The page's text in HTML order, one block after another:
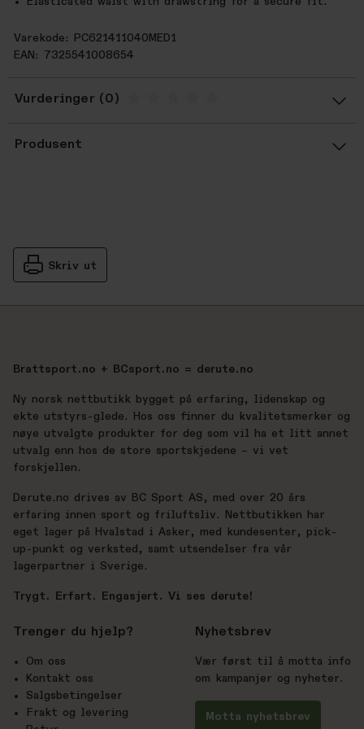
Varekode: PC621411040MED1
EAN: 7325541008654
Vurderinger
Produsent
Skriv ut
Brattsport.no + BCsport.no = derute.no
Ny norsk nettbutikk bygget på erfaring, lidenskap og
ekte utstyrs-glede. Hos oss finner du kvalitetsmerker og
nøye utvalgte produkter for deg som vil ha et litt annet
utvalg enn hos de store sportskjedene – vi vet
forskjellen.
Derute.no drives av BC Sport AS, med over 20 års
erfaring innen sport og friluftsliv. Nettbutikken har
eget lager på Hvalstad i Asker, med kundesenter, pick-
up-punkt og verksted, samt utsendelser fra vår
lagerpartner i Sverige.
Trygt. Erfart. Engasjert. Vi ses derute!
Trenger du hjelp?
Om oss
Kontakt oss
Salgsbetingelser
Frakt og levering
Nyhetsbrev
Vær først til å motta info
om kampanjer og nyheter.
Motta nyhetsbrev